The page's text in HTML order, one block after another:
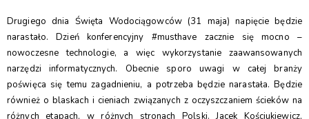
Drugiego dnia Święta Wodociągowców (31 maja) napięcie będzie
narastało. Dzień konferencyjny #musthave zacznie się mocno –
nowoczesne technologie, a więc wykorzystanie zaawansowanych
narzędzi informatycznych. Obecnie sporo uwagi w całej branży
poświęca się temu zagadnieniu, a potrzeba będzie narastała. Będzie
również o blaskach i cieniach związanych z oczyszczaniem ścieków na
różnych etapach, w różnych stronach Polski. Jacek Kościukiewicz,